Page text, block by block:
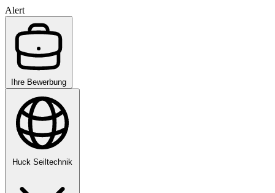
Alert
Ihre Bewerbung
Huck Seiltechnik